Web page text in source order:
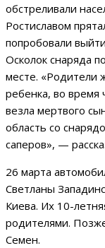
обстреливали
Ростиславом
попробовали
Осколок снаряда
месте. «Родители
ребенка, во время
везла мертвого
область со
саперов», —
26 марта
Светланы
Киева. Их 10-
родителями.
Семен.